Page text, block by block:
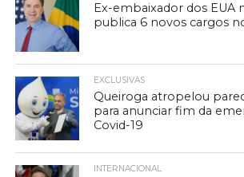
Ex-embaixador dos EUA
publica 6 novos cargos
EXCLUSIVAS
Queiroga atropelou
para anunciar fim da
Covid-19
INTERNACIONAL